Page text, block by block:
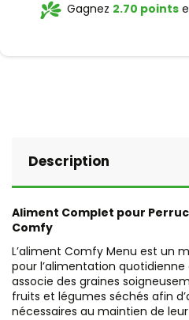
Gagnez 2.70 points
Description
Aliment Complet pour
Comfy
L’aliment Comfy Menu est un
pour l’alimentation quotidienne
associe des graines
fruits et légumes séchés afin
nécessaires au maintien de